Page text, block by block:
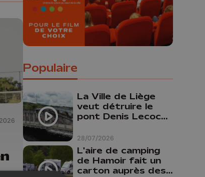
Populaire
28/07/2026
La Ville de Liège
veut détruire le
pont Denis Lecocq
budget pour le
faire
L'aire de camping
de Hamoir fait un
carton auprès des